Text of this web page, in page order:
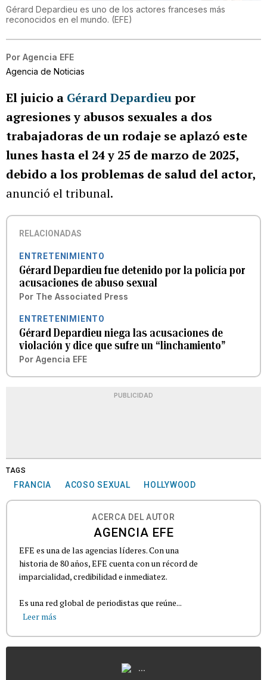
Gérard Depardieu es uno de los actores franceses más
reconocidos en el mundo. (EFE)
Por Agencia EFE
Agencia de Noticias
El juicio a Gérard Depardieupor
agresiones y abusos sexuales a dos
trabajadoras de un rodaje se aplazó este
lunes hasta el 24 y 25 de marzo de 2025,
debido a los problemas de salud del actor,
anunció el tribunal.
RELACIONADAS
ENTRETENIMIENTO
Gérard Depardieu fue detenido por la policía por
acusaciones de abuso sexual
Por The Associated Press
ENTRETENIMIENTO
Gérard Depardieu niega las acusaciones de
violación y dice que sufre un “linchamiento”
Por Agencia EFE
PUBLICIDAD
TAGS
FRANCIA ACOSO SEXUAL HOLLYWOOD
ACERCA DEL AUTOR
AGENCIA EFE
EFE es una de las agencias líderes. Con una
historia de 80 años, EFE cuenta con un récord de
imparcialidad, credibilidad e inmediatez.
Es una red global de periodistas que reúne...
Leer más
...